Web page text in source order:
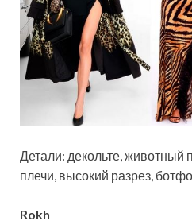
Детали: декольте, животный
плечи, высокий разрез,
Rokh